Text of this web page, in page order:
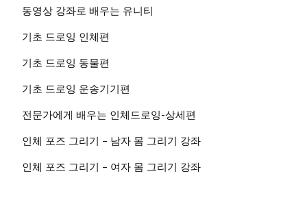
동영상 강좌로 배우는 유니티
기초 드로잉 인체편
기초 드로잉 동물편
기초 드로잉 운송기기편
전문가에게 배우는 인체드로잉-상세편
인체 포즈 그리기 – 남자 몸 그리기 강좌
인체 포즈 그리기 – 여자 몸 그리기 강좌